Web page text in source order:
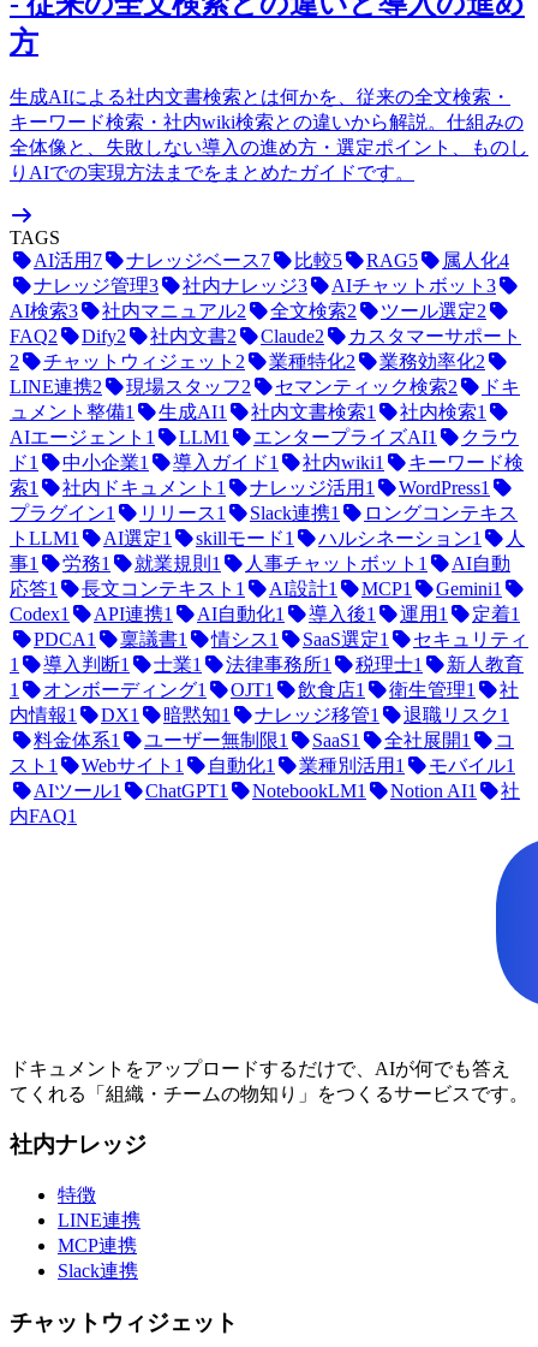
方
生成AIによる社内文書検索とは何かを、従来の全文検索・
キーワード検索・社内wiki検索との違いから解説。仕組みの
全体像と、失敗しない導入の進め方・選定ポイント、ものし
りAIでの実現方法までをまとめたガイドです。
TAGS
AI活用 7 ナレッジベース7 比較5 RAG5 属人化4
ナレッジ管理3 社内ナレッジ3 AIチャットボット 3
AI検索3 社内マニュアル2 全文検索2 ツール選定2
FAQ2 Dify2 社内文書2 Claude2
カスタマーサポート
2
チャットウィジェット 2 業種特化2 業務効率化2
LINE連携2 現場スタッフ2 セマンティック検索2
ドキ
ュメント整備1 生成AI1 社内文書検索1 社内検索1
AIエージェント 1 LLM1 エンタープライズAI1
クラウ
ド1 中小企業1 導入ガイド1 社内wiki1
キーワード検
索1 社内ドキュメント 1 ナレッジ活用 1 WordPress1
プラグイン1 リリース1 Slack連携1
ロングコンテキス
トLLM1 AI選定1 skillモード1 ハルシネーション1
人
事1 労務1 就業規則 1 人事チャットボット 1
AI自動
応答1 長文コンテキスト 1 AI設計1 MCP1 Gemini1
Codex1 API連携1 AI自動化1 導入後1 運用 1 定着1
PDCA1 稟議書1 情シス1 SaaS選定1
セキュリティ
1
導入判断1 士業1 法律事務所1 税理士1
新人教育
1
オンボーディング1 OJT1 飲食店1 衛生管理1
社
内情報1 DX1 暗黙知1 ナレッジ移管1 退職リスク1
料金体系1 ユーザー無制限1 SaaS1 全社展開1
コ
スト 1 Webサイト 1 自動化1 業種別活用 1 モバイル1
AIツール1 ChatGPT1 NotebookLM1 Notion AI1
社
内FAQ1
ドキュメントをアップロードするだけで、AIが何でも答え
てくれる「組織・チームの物知り」をつくるサービスです。
社内ナレッジ
特徴
LINE連携
MCP連携
Slack連携
チャットウィジェット